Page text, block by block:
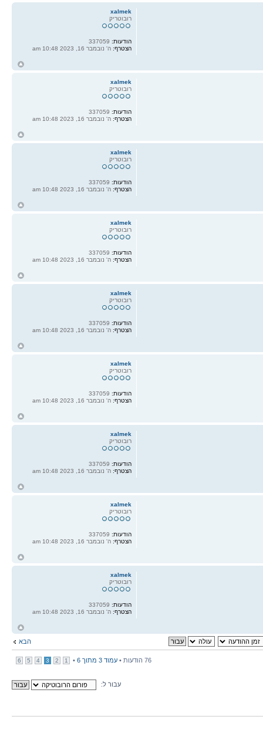
xalmek
רובוטריק
הודעות:
הצטרף: ה' נובמבר 16, 2023 10:48 am
xalmek
רובוטריק
הודעות:337059
הצטרף:ה' נובמבר 16, 2023 10:48 am
xalmek
רובוטריק
הודעות:
הצטרף: ה' נובמבר 16, 2023 10:48 am
xalmek
רובוטריק
הודעות:337059
הצטרף:ה' נובמבר 16, 2023 10:48 am
xalmek
רובוטריק
הודעות:
הצטרף: ה' נובמבר 16, 2023 10:48 am
xalmek
רובוטריק
הודעות:337059
הצטרף:ה' נובמבר 16, 2023 10:48 am
xalmek
רובוטריק
הודעות:
הצטרף: ה' נובמבר 16, 2023 10:48 am
xalmek
רובוטריק
הודעות:337059
הצטרף:ה' נובמבר 16, 2023 10:48 am
xalmek
רובוטריק
הודעות:
הצטרף: ה' נובמבר 16, 2023 10:48 am
הבא
76 הודעות • עמוד 3 מתוך 6
•
1
2
3
4
5
6
עבור ל: